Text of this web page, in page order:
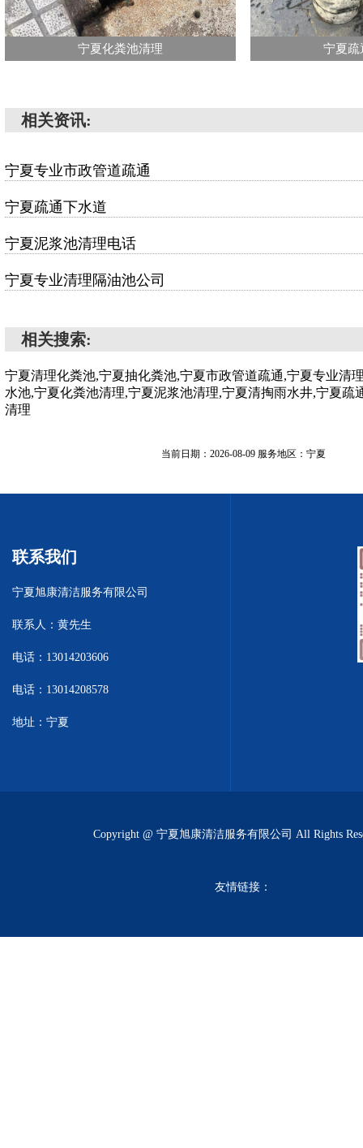
宁夏化粪池清理 宁夏疏
相关资讯:
宁夏专业市政管道疏通
宁夏疏通下水道
宁夏泥浆池清理电话
宁夏专业清理隔油池公司
相关搜索:
宁夏清理化粪池,宁夏抽化粪池,宁夏市政管道疏通,宁夏专业清
水池,宁夏化粪池清理,宁夏泥浆池清理,宁夏清掏雨水井,宁夏疏
清理
当前日期：2026-08-09 服务地区：宁夏
联系我们
宁夏旭康清洁服务有限公司
联系人：黄先生
电话：13014203606
电话：13014208578
地址：宁夏
Copyright @ 宁夏旭康清洁服务有限公司 All Rights
友情链接：